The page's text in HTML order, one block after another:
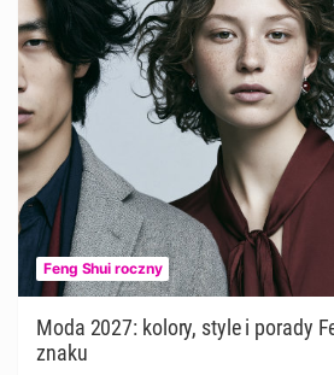
Feng Shui roczny
Moda 2027: kolory, style i porady
znaku